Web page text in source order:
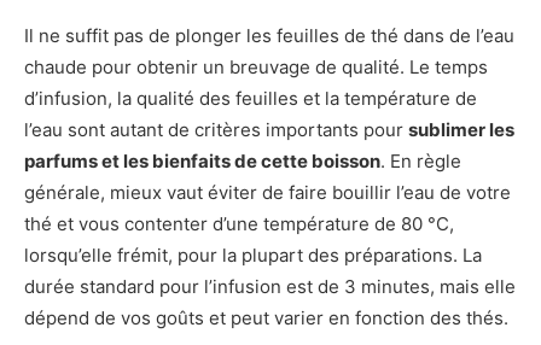
Il ne suffit pas de plonger les feuilles de thé dans de l’eau
chaude pour obtenir un breuvage de qualité. Le temps
d’infusion, la qualité des feuilles et la température de
l’eau sont autant de critères importants pour sublimer les
parfums et les bienfaits de cette boisson. En règle
générale, mieux vaut éviter de faire bouillir l’eau de votre
thé et vous contenter d’une température de 80 °C,
lorsqu’elle frémit, pour la plupart des préparations. La
durée standard pour l’infusion est de 3 minutes, mais elle
dépend de vos goûts et peut varier en fonction des thés.